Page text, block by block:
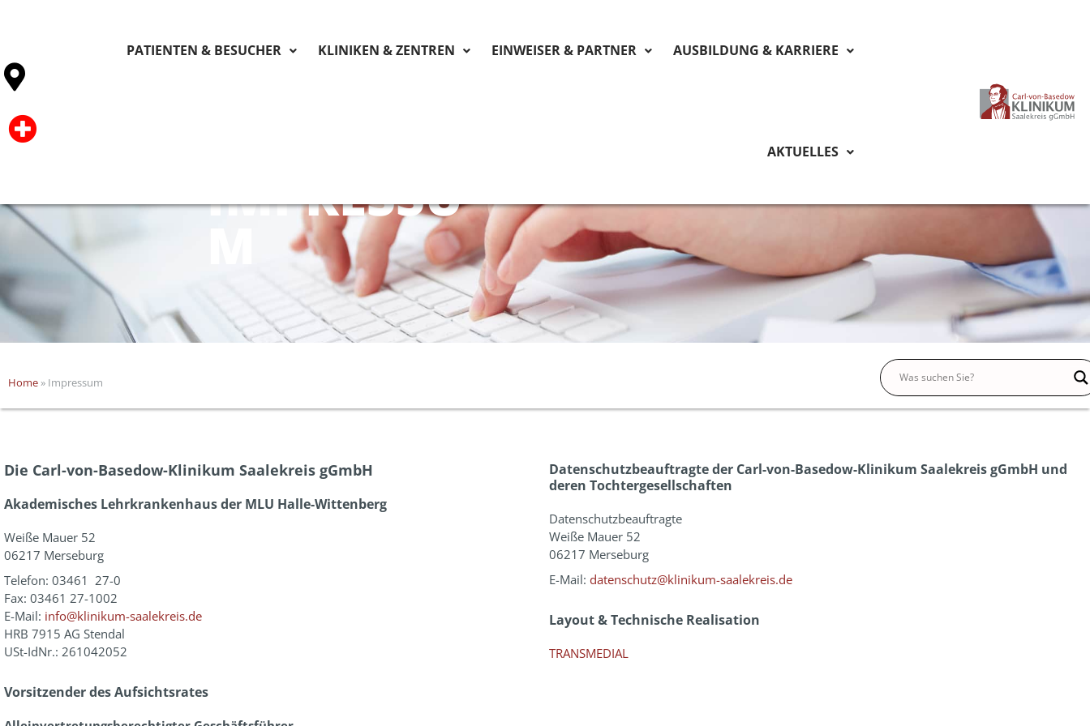
PATIENTEN & BESUCHER KLINIKEN & ZENTREN EINWEISER & PARTNER AUSBILDUNG & KARRIERE
AKTUELLES
IMPRESSU
Home» Impressum
Die Carl-von-Basedow-Klinikum Saalekreis gGmbH
Akademisches Lehrkrankenhaus der MLU Halle-Wittenberg
Weiße Mauer 52
06217 Merseburg
Telefon: 03461 27-0
Fax: 03461 27-1002
E-Mail: info@klinikum-saalekreis.de
HRB 7915 AG Stendal
USt-IdNr.: 261042052
Vorsitzender des Aufsichtsrates
Datenschutzbeauftragte der Carl-von-Basedow-Klinikum Saalekreis gGmbH und
deren Tochtergesellschaften
Datenschutzbeauftragte
Weiße Mauer 52
06217 Merseburg
E-Mail: datenschutz@klinikum-saalekreis.de
Layout & Technische Realisation
TRANSMEDIAL